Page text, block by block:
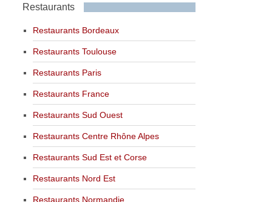
Restaurants
Restaurants Bordeaux
Restaurants Toulouse
Restaurants Paris
Restaurants France
Restaurants Sud Ouest
Restaurants Centre Rhône Alpes
Restaurants Sud Est et Corse
Restaurants Nord Est
Restaurants Normandie